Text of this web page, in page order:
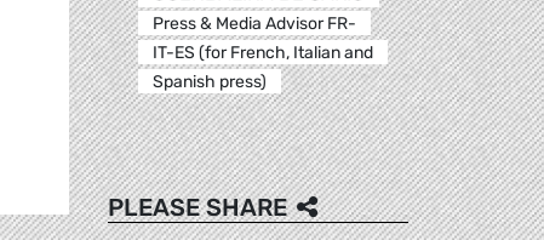
Press & Media Advisor FR-
IT-ES (for French, Italian and
Spanish press)
PLEASE SHARE